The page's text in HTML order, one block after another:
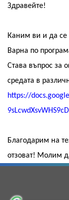
Здравейте!
Каним ви и да се
Варна по
Става въпрос за
средата в
https://
Благодарим на
отзоват! Молим